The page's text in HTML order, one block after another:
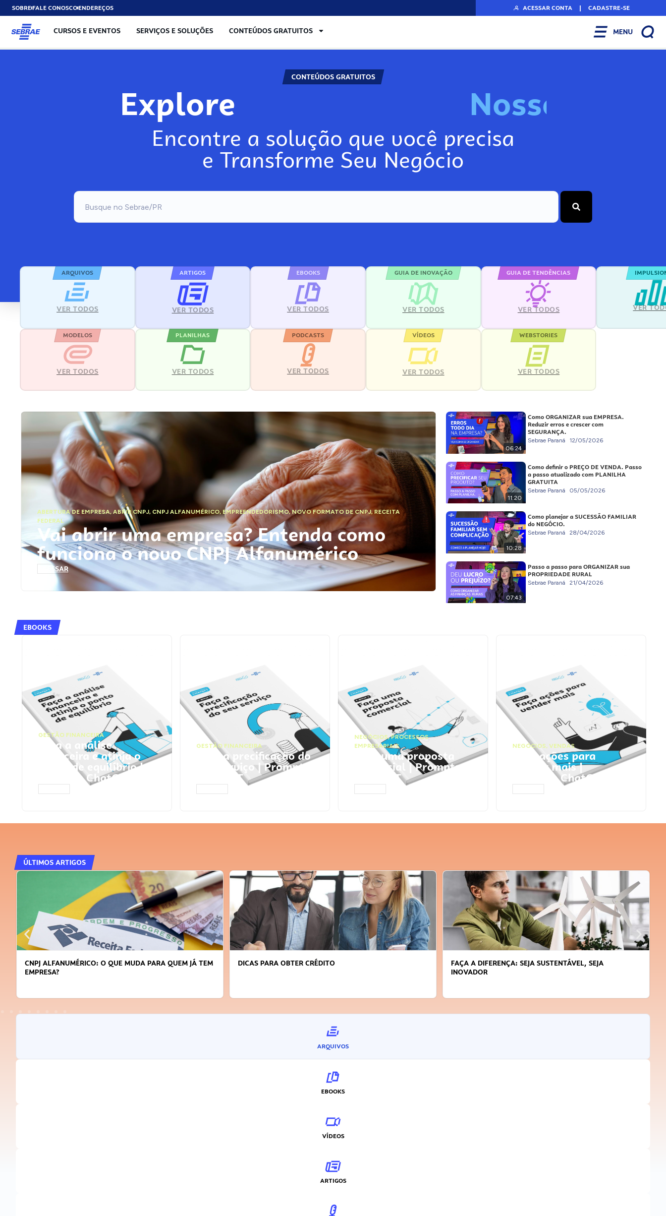
SOBREFALE CONOSCOENDEREÇOS ACESSAR CONTA | CADASTRE-SE
CURSOS E EVENTOS SERVIÇOS E SOLUÇÕES CONTEÚDOS GRATUITOS MENU
CONTEÚDOS GRATUITOS
Explore No
Encontre a solução que você precisa
e Transforme Seu Negócio
ARQUIVOS
VER TODOS
ARTIGOS
VER TODOS
EBOOKS
VER TODOS
GUIA DE INOVAÇÃO
VER TODOS
GUIA DE TENDÊNCIAS
VER TODOS VER
MODELOS
VER TODOS
PLANILHAS
VER TODOS
PODCASTS
VER TODOS
VÍDEOS
VER TODOS
WEBSTORIES
VER TODOS
ABERTURA DE EMPRESA,ABRIR CNPJ, CNPJ ALFANUMÉRICO, EMPREENDEDORISMO,NOVO FORMATO DE CNPJ,RECEITA
FEDERAL
Vai abrir uma empresa? Entenda como
funciona o novo CNPJ Alfanumérico
ACESSAR
06:24
Como ORGANIZAR sua EMPRESA.
Reduzir erros e crescer com
SEGURANÇA.
Sebrae Paraná 12/05/2026
11:20
Como definir o PREÇO DE VENDA. Passo
a passo atualizado com PLANILHA
GRATUITA
Sebrae Paraná 05/05/2026
10:28
Como planejar a SUCESSÃO FAMILIAR
do NEGÓCIO.
Sebrae Paraná 28/04/2026
07:43
Passo a passo para ORGANIZAR sua
PROPRIEDADE RURAL
Sebrae Paraná 21/04/2026
EBOOKS
GESTÃO FINANCEIRA
Faça a análise
financeira e atinja o
ponto de equilíbrio |
Prompts ChatGPT
GESTÃO FINANCEIRA
Faça a precificação do
seu serviço | Prompts
ChatGPT
NEGÓCIOS,PROCESSOS
EMPRESARIAIS
Faça uma proposta
comercial | Prompts
ChatGPT
NEGÓCIOS, VENDAS
Faça ações para
vender mais |
Prompts ChatGPT
ÚLTIMOS ARTIGOS
DICAS PARA OBTER CRÉDITO
FAÇA A DIFERENÇA: SEJA SUSTENTÁVEL, SEJA
APRENDA A GERENCIAR O SEU TEMPO
ARQUIVOS
EBOOKS
VÍDEOS
ARTIGOS